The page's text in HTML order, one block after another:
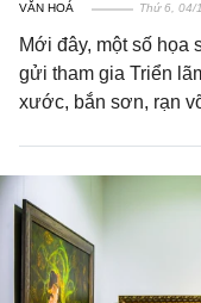
VĂN HOÁ Thứ 6, 04/
Mới đây, một số họa
gửi tham gia Triển
xước, bắn sơn, rạn